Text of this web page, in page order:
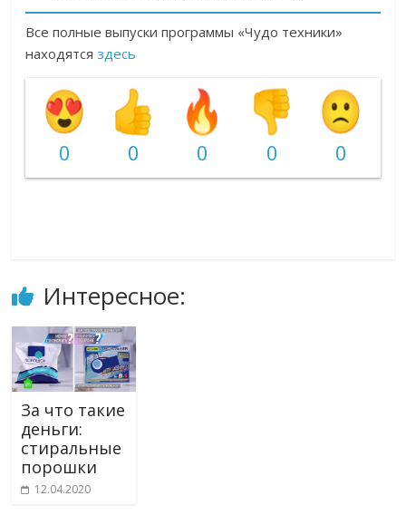
Все полные выпуски программы «Чудо техники»
находятсяздесь
0 0 0 0 0
Интересное:
За что такие
деньги:
стиральные
порошки
12.04.2020